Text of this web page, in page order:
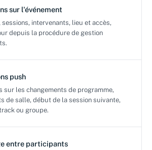
sur l'événement
sessions, intervenants, lieu et accès,
depuis la procédure de gestion
push
sur les changements de programme,
de salle, début de la session suivante,
ou groupe.
entre participants